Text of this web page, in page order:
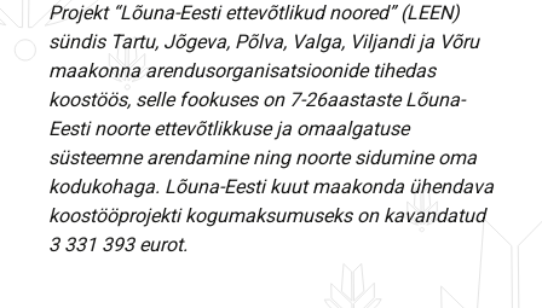
Projekt “Lõuna-Eesti ettevõtlikud noored” (LEEN)
sündis Tartu, Jõgeva, Põlva, Valga, Viljandi ja Võru
maakonna arendusorganisatsioonide tihedas
koostöös, selle fookuses on 7-26aastaste Lõuna-
Eesti noorte ettevõtlikkuse ja omaalgatuse
süsteemne arendamine ning noorte sidumine oma
kodukohaga. Lõuna-Eesti kuut maakonda ühendava
koostööprojekti kogumaksumuseks on kavandatud
3 331 393 eurot.